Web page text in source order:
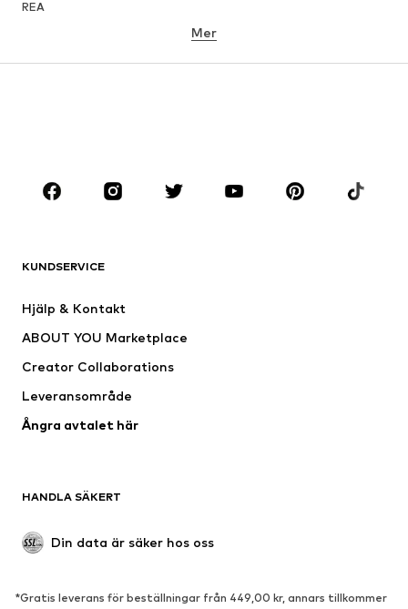
REA
MÄRKEN
NAME IT
new balance
Mer
KUNDSERVICE
Hjälp & Kontakt
ABOUT YOU Marketplace
Creator Collaborations
Leveransområde
Ångra avtalet här
HANDLA SÄKERT
Din data är säker hos oss
*Gratis leverans för beställningar från 449,00 kr, annars tillkommer